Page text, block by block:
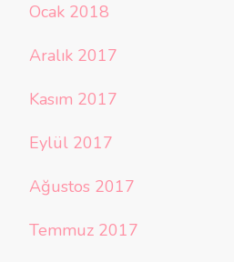
Ocak 2018
Aralık 2017
Kasım 2017
Eylül 2017
Ağustos 2017
Temmuz 2017